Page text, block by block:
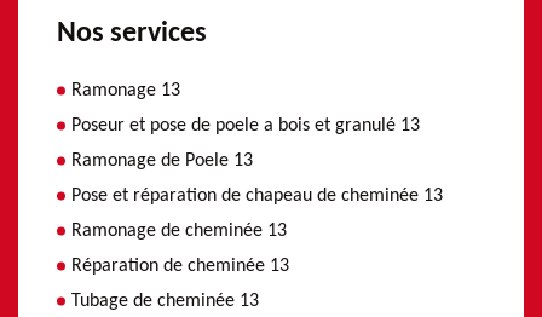
Nos services
Ramonage 13
Poseur et pose de poele a bois et granulé 13
Ramonage de Poele 13
Pose et réparation de chapeau de cheminée 13
Ramonage de cheminée 13
Réparation de cheminée 13
Tubage de cheminée 13